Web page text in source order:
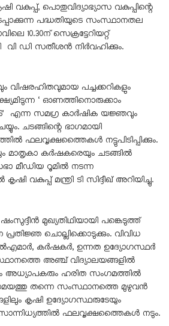
വകുപ്പ്, പൊതുവിദ്യാഭ്യാസ വകുപ്പിന്റെ
പദ്ധതിയുടെ സംസ്ഥാനതല
10.30ന് സെക്രട്ടേറിയറ്റ്
വി ഡി സതീശൻ നിർവഹിക്കും.
പച്ചക്കറികളും
‘ ഓണത്തിനൊരുക്കാം
എന്ന സമഗ്ര കാർഷിക യജ്ഞവും
ചടങ്ങിന്റെ ഭാഗമായി
ഫലവൃക്ഷത്തൈകൾ നട്ടുപിടിപ്പിക്കും.
മാതൃകാ കർഷകരെയും ചടങ്ങിൽ
മീഡിയ റൂമിൽ നടന്ന
വകുപ്പ് മന്ത്രി ടി സിദ്ദീഖ് അറിയിച്ചു.
മുഖ്യതിഥിയായി പങ്കെടുത്ത്
പ്രതിജ്ഞ ചൊല്ലിക്കൊടുക്കും. വിവിധ
കർഷകർ, ഉന്നത ഉദ്യോഗസ്ഥർ
അഞ്ച് വിദ്യാലയങ്ങളിൽ
അധ്യാപകരും ഹരിത സംഗമത്തിൽ
തന്നെ സംസ്ഥാനത്തെ മുഴുവൻ
കൃഷി ഉദ്യോഗസ്ഥരുടേയും
സാന്നിധ്യത്തിൽ ഫലവൃക്ഷത്തൈകൾ നടും.